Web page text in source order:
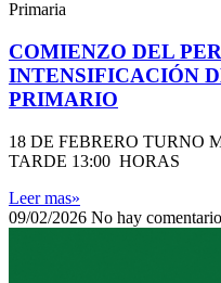
Primaria
COMIENZO DEL
INTENSIFICACIÓN
PRIMARIO
18 DE FEBRERO TURNO
TARDE 13:00 HORAS
Leer mas»
09/02/2026 No hay